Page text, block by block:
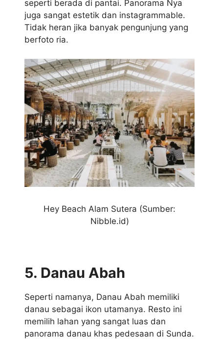
seperti berada di pantai. Panorama Nya
juga sangat estetik dan instagrammable.
Tidak heran jika banyak pengunjung yang
berfoto ria.
Hey Beach Alam Sutera (Sumber:
Nibble.id)
5. Danau Abah
Seperti namanya, Danau Abah memiliki
danau sebagai ikon utamanya. Resto ini
memilih lahan yang sangat luas dan
panorama danau khas pedesaan di Sunda.